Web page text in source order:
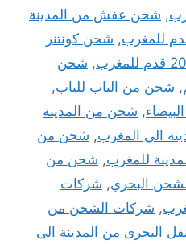
, شحن عفش من المدينة
, شحن كونتنر
, شحن
, شحن من الباب للباب,
, شحن من المدينة
الي المغرب, شحن من
للمغرب, شحن من
البحري, شركات
, شركات الشحن من
البحرى من المدينة الى